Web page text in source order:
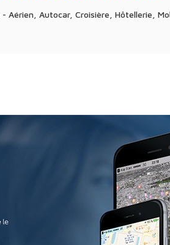
Aérien, Autocar, Croisière, Hôtellerie,